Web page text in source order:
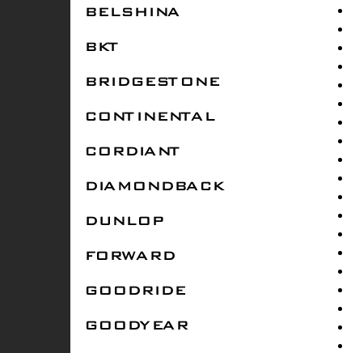
BELSHINA
BKT
BRIDGESTONE
CONTINENTAL
CORDIANT
DIAMONDBACK
DUNLOP
FORWARD
GOODRIDE
GOODYEAR